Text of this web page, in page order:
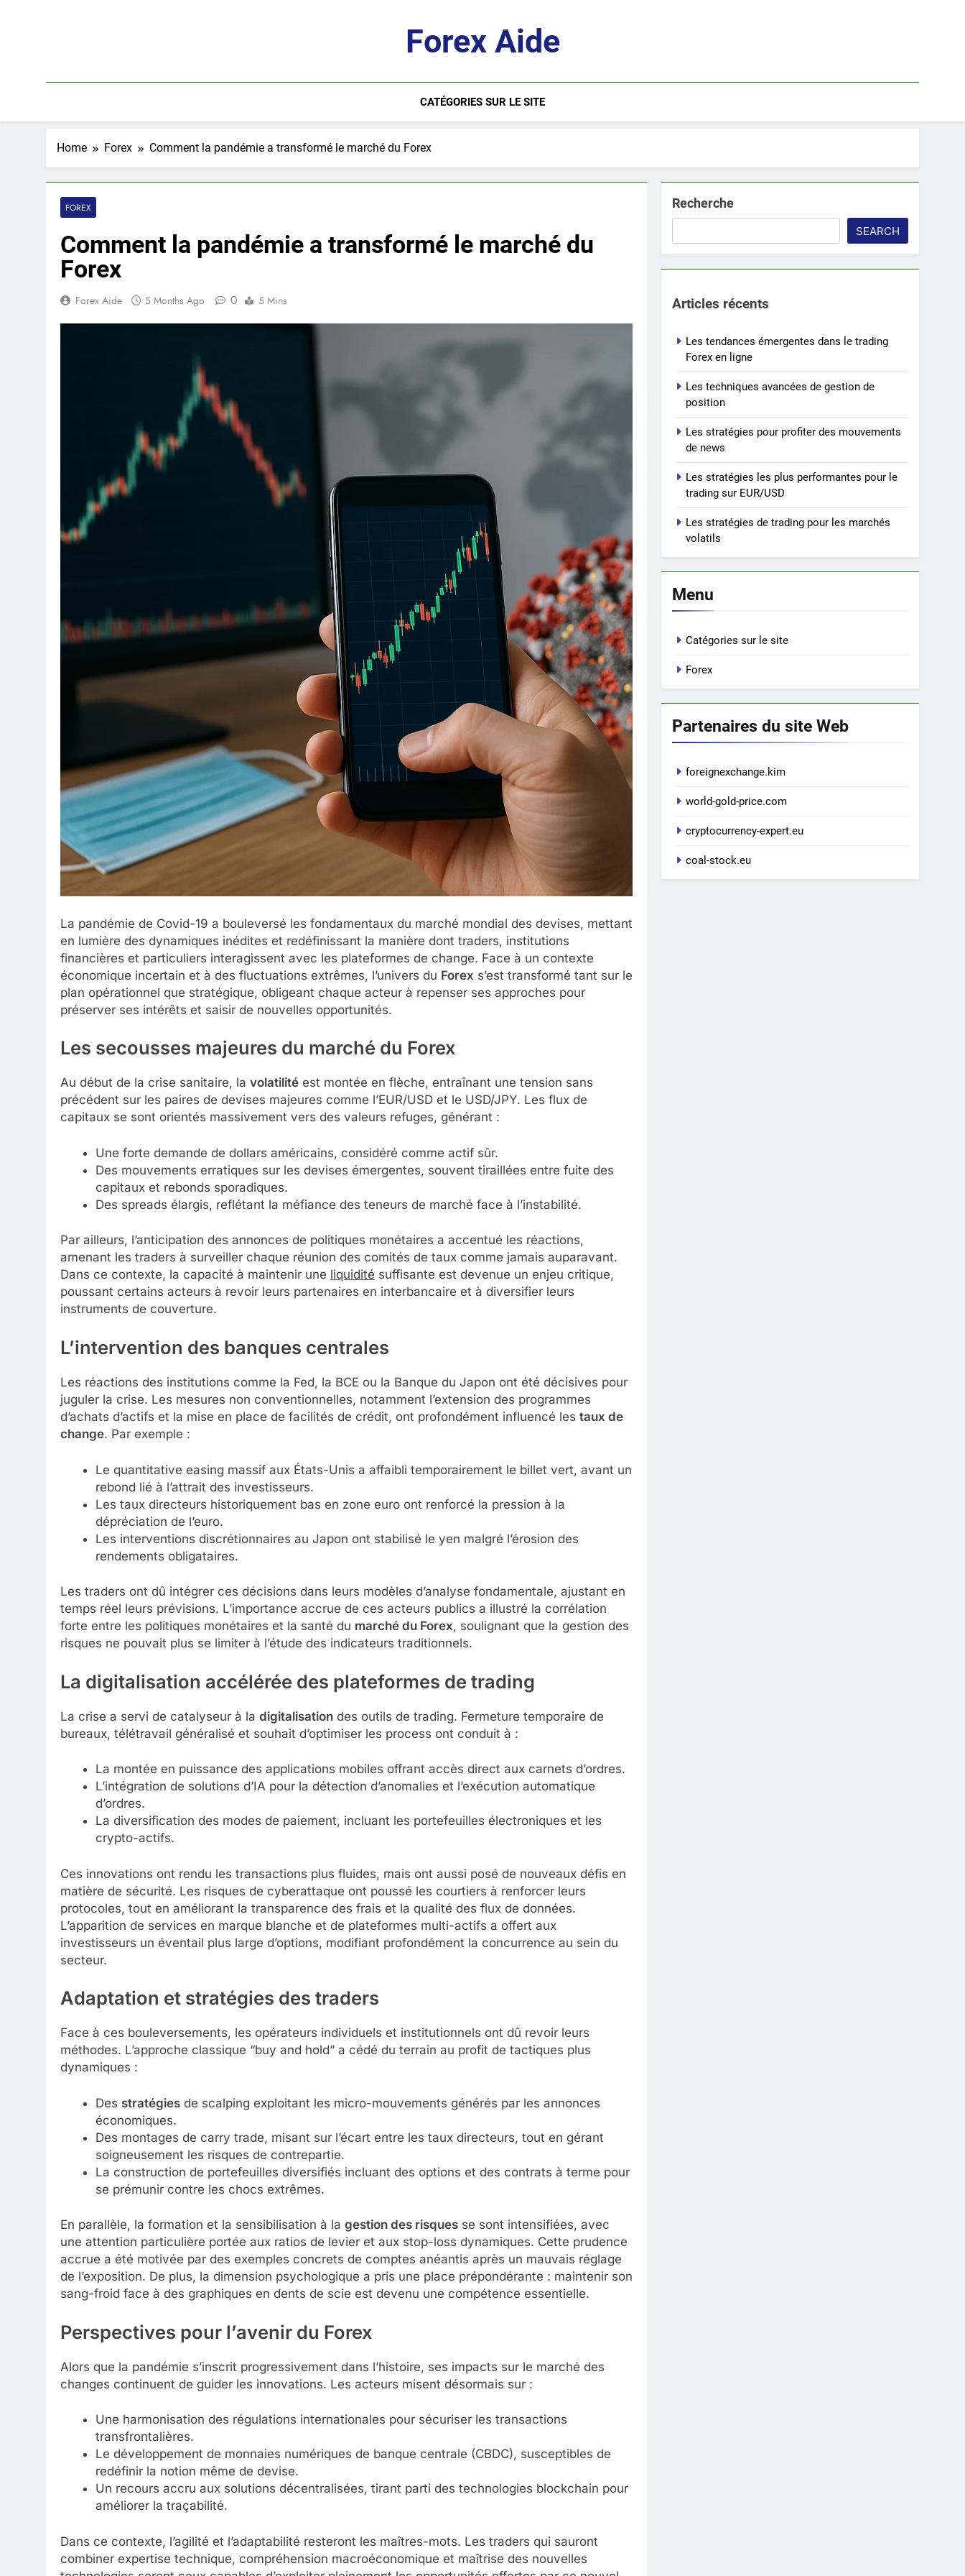
Forex Aide
CATÉGORIES SUR LE SITE
Home Forex Comment la pandémie a transformé le marché du Forex
FOREX
Comment la pandémie a transformé le marché du
Forex
Forex Aide 5 Months Ago 0 5 Mins
La pandémie de Covid-19 a bouleversé les fondamentaux du marché mondial des devises, mettant
en lumière des dynamiques inédites et redéfinissant la manière dont traders, institutions
financières et particuliers interagissent avec les plateformes de change. Face à un contexte
économique incertain et à des fluctuations extrêmes, l’univers du Forex s’est transformé tant sur le
plan opérationnel que stratégique, obligeant chaque acteur à repenser ses approches pour
préserver ses intérêts et saisir de nouvelles opportunités.
Les secousses majeures du marché du Forex
Au début de la crise sanitaire, la volatilité est montée en flèche, entraînant une tension sans
précédent sur les paires de devises majeures comme l’EUR/USD et le USD/JPY. Les flux de
capitaux se sont orientés massivement vers des valeurs refuges, générant :
Une forte demande de dollars américains, considéré comme actif sûr.
Des mouvements erratiques sur les devises émergentes, souvent tiraillées entre fuite des
capitaux et rebonds sporadiques.
Des spreads élargis, reflétant la méfiance des teneurs de marché face à l’instabilité.
Par ailleurs, l’anticipation des annonces de politiques monétaires a accentué les réactions,
amenant les traders à surveiller chaque réunion des comités de taux comme jamais auparavant.
Dans ce contexte, la capacité à maintenir une liquidité suffisante est devenue un enjeu critique,
poussant certains acteurs à revoir leurs partenaires en interbancaire et à diversifier leurs
instruments de couverture.
L’intervention des banques centrales
Les réactions des institutions comme la Fed, la BCE ou la Banque du Japon ont été décisives pour
juguler la crise. Les mesures non conventionnelles, notamment l’extension des programmes
d’achats d’actifs et la mise en place de facilités de crédit, ont profondément influencé les taux de
change. Par exemple :
Le quantitative easing massif aux États-Unis a affaibli temporairement le billet vert, avant un
rebond lié à l’attrait des investisseurs.
Les taux directeurs historiquement bas en zone euro ont renforcé la pression à la
dépréciation de l’euro.
Les interventions discrétionnaires au Japon ont stabilisé le yen malgré l’érosion des
rendements obligataires.
Les traders ont dû intégrer ces décisions dans leurs modèles d’analyse fondamentale, ajustant en
temps réel leurs prévisions. L’importance accrue de ces acteurs publics a illustré la corrélation
forte entre les politiques monétaires et la santé du marché du Forex, soulignant que la gestion des
risques ne pouvait plus se limiter à l’étude des indicateurs traditionnels.
La digitalisation accélérée des plateformes de trading
La crise a servi de catalyseur à la digitalisation des outils de trading. Fermeture temporaire de
bureaux, télétravail généralisé et souhait d’optimiser les process ont conduit à :
La montée en puissance des applications mobiles offrant accès direct aux carnets d’ordres.
L’intégration de solutions d’IA pour la détection d’anomalies et l’exécution automatique
d’ordres.
La diversification des modes de paiement, incluant les portefeuilles électroniques et les
crypto-actifs.
Ces innovations ont rendu les transactions plus fluides, mais ont aussi posé de nouveaux défis en
matière de sécurité. Les risques de cyberattaque ont poussé les courtiers à renforcer leurs
protocoles, tout en améliorant la transparence des frais et la qualité des flux de données.
L’apparition de services en marque blanche et de plateformes multi-actifs a offert aux
investisseurs un éventail plus large d’options, modifiant profondément la concurrence au sein du
secteur.
Adaptation et stratégies des traders
Face à ces bouleversements, les opérateurs individuels et institutionnels ont dû revoir leurs
méthodes. L’approche classique “buy and hold” a cédé du terrain au profit de tactiques plus
dynamiques :
Des stratégiesde scalping exploitant les micro-mouvements générés par les annonces
économiques.
Des montages de carry trade, misant sur l’écart entre les taux directeurs, tout en gérant
soigneusement les risques de contrepartie.
La construction de portefeuilles diversifiés incluant des options et des contrats à terme pour
se prémunir contre les chocs extrêmes.
En parallèle, la formation et la sensibilisation à la gestion des risques se sont intensifiées, avec
une attention particulière portée aux ratios de levier et aux stop-loss dynamiques. Cette prudence
accrue a été motivée par des exemples concrets de comptes anéantis après un mauvais réglage
de l’exposition. De plus, la dimension psychologique a pris une place prépondérante : maintenir son
sang-froid face à des graphiques en dents de scie est devenu une compétence essentielle.
Perspectives pour l’avenir du Forex
Alors que la pandémie s’inscrit progressivement dans l’histoire, ses impacts sur le marché des
changes continuent de guider les innovations. Les acteurs misent désormais sur :
Une harmonisation des régulations internationales pour sécuriser les transactions
transfrontalières.
Le développement de monnaies numériques de banque centrale (CBDC), susceptibles de
redéfinir la notion même de devise.
Un recours accru aux solutions décentralisées, tirant parti des technologies blockchain pour
améliorer la traçabilité.
Dans ce contexte, l’agilité et l’adaptabilité resteront les maîtres-mots. Les traders qui sauront
combiner expertise technique, compréhension macroéconomique et maîtrise des nouvelles
Recherche
SEARCH
Articles récents
Les tendances émergentes dans le trading
Forex en ligne
Les techniques avancées de gestion de
position
Les stratégies pour profiter des mouvements
de news
Les stratégies les plus performantes pour le
trading sur EUR/USD
Les stratégies de trading pour les marchés
volatils
Menu
Catégories sur le site
Forex
Partenaires du site Web
foreignexchange.kim
world-gold-price.com
cryptocurrency-expert.eu
coal-stock.eu